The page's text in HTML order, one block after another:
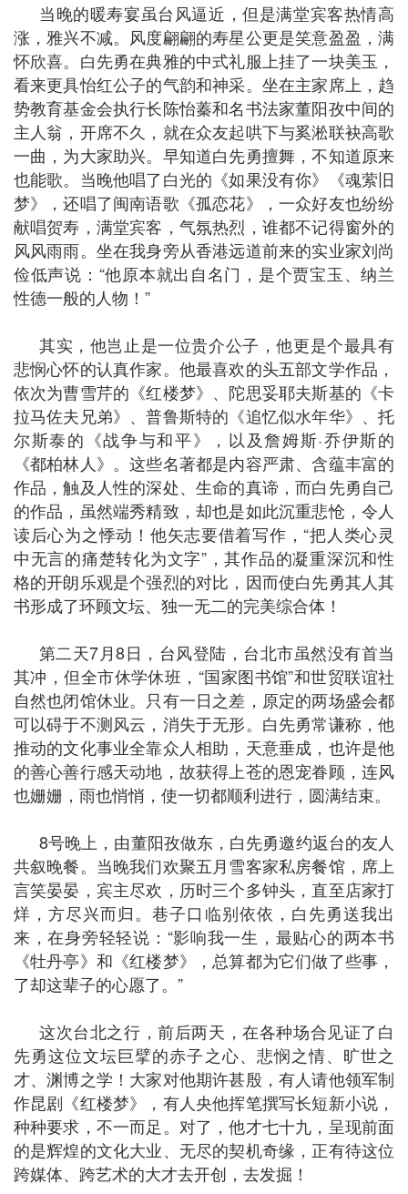
当晚的暖寿宴虽台风逼近，但是满堂宾客热情高
涨，雅兴不减。风度翩翩的寿星公更是笑意盈盈，满
怀欣喜。白先勇在典雅的中式礼服上挂了一块美玉，
看来更具怡红公子的气韵和神采。坐在主家席上，趋
势教育基金会执行长陈怡蓁和名书法家董阳孜中间的
主人翁，开席不久，就在众友起哄下与奚淞联袂高歌
一曲，为大家助兴。早知道白先勇擅舞，不知道原来
也能歌。当晚他唱了白光的《如果没有你》《魂萦旧
梦》，还唱了闽南语歌《孤恋花》，一众好友也纷纷
献唱贺寿，满堂宾客，气氛热烈，谁都不记得窗外的
风风雨雨。坐在我身旁从香港远道前来的实业家刘尚
俭低声说：“他原本就出自名门，是个贾宝玉、纳兰
性德一般的人物！”
其实，他岂止是一位贵介公子，他更是个最具有
悲悯心怀的认真作家。他最喜欢的头五部文学作品，
依次为曹雪芹的《红楼梦》、陀思妥耶夫斯基的《卡
拉马佐夫兄弟》、普鲁斯特的《追忆似水年华》、托
尔斯泰的《战争与和平》，以及詹姆斯·乔伊斯的
《都柏林人》。这些名著都是内容严肃、含蕴丰富的
作品，触及人性的深处、生命的真谛，而白先勇自己
的作品，虽然端秀精致，却也是如此沉重悲怆，令人
读后心为之悸动！他矢志要借着写作，“把人类心灵
中无言的痛楚转化为文字”，其作品的凝重深沉和性
格的开朗乐观是个强烈的对比，因而使白先勇其人其
书形成了环顾文坛、独一无二的完美综合体！
第二天7月8日，台风登陆，台北市虽然没有首当
其冲，但全市休学休班，“国家图书馆”和世贸联谊社
自然也闭馆休业。只有一日之差，原定的两场盛会都
可以碍于不测风云，消失于无形。白先勇常谦称，他
推动的文化事业全靠众人相助，天意垂成，也许是他
的善心善行感天动地，故获得上苍的恩宠眷顾，连风
也姗姗，雨也悄悄，使一切都顺利进行，圆满结束。
8号晚上，由董阳孜做东，白先勇邀约返台的友人
共叙晚餐。当晚我们欢聚五月雪客家私房餐馆，席上
言笑晏晏，宾主尽欢，历时三个多钟头，直至店家打
烊，方尽兴而归。巷子口临别依依，白先勇送我出
来，在身旁轻轻说：“影响我一生，最贴心的两本书
《牡丹亭》和《红楼梦》，总算都为它们做了些事，
了却这辈子的心愿了。”
这次台北之行，前后两天，在各种场合见证了白
先勇这位文坛巨擘的赤子之心、悲悯之情、旷世之
才、渊博之学！大家对他期许甚殷，有人请他领军制
作昆剧《红楼梦》，有人央他挥笔撰写长短新小说，
种种要求，不一而足。对了，他才七十九，呈现前面
的是辉煌的文化大业、无尽的契机奇缘，正有待这位
跨媒体、跨艺术的大才去开创，去发掘！